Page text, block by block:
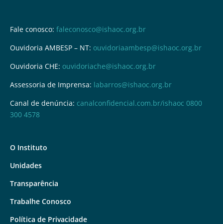
Fale conosco: faleconosco@ishaoc.org.br
Ouvidoria AMBESP – NT: ouvidoriaambesp@ishaoc.org.br
Ouvidoria CHE: ouvidoriache@ishaoc.org.br
Assessoria de Imprensa: labarros@ishaoc.org.br
Canal de denúncia: canalconfidencial.com.br/ishaoc 0800
300 4578
O Instituto
Unidades
Transparência
Trabalhe Conosco
Política de Privacidade